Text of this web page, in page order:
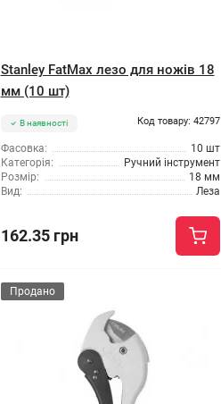
Stanley FatMax лезо для ножів 18
мм (10 шт)
В наявності Код товару: 42797
Фасовка:
10 шт
Категорія:
Ручний інструмент
Розмір:
18 мм
Вид:
Леза
162.35 грн
Продано